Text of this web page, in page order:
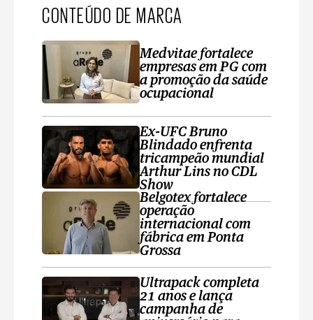
CONTEÚDO DE MARCA
Medvitae fortalece
empresas em PG com
a promoção da saúde
ocupacional
Ex-UFC Bruno
Blindado enfrenta
tricampeão mundial
Arthur Lins no CDL
Show
Belgotex fortalece
operação
internacional com
fábrica em Ponta
Grossa
Ultrapack completa
21 anos e lança
campanha de